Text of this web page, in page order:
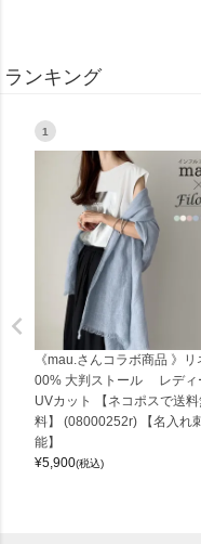
ランキング
1
《mau.さんコラボ商品 》リ
00% 大判ストール レディ
UVカット 【ネコポスで送
料】 (08000252r) 【名入れ
能】
¥5,900(税込)